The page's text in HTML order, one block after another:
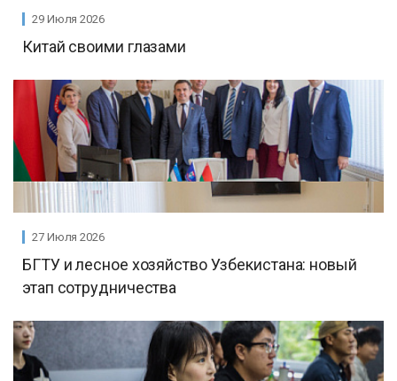
29 Июля 2026
Китай своими глазами
27 Июля 2026
БГТУ и лесное хозяйство Узбекистана: новый
этап сотрудничества